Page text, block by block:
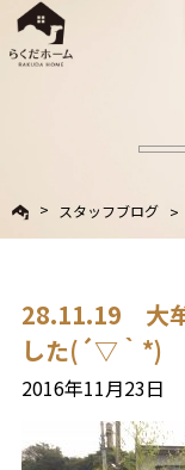
スタッフブログ
28.11.19 大
した(´▽｀*)
2016年11月23日